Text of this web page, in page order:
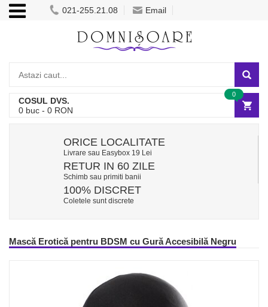
021-255.21.08 Email
COSUL DVS.
0 buc - 0 RON
0
ORICE LOCALITATE
Livrare sau Easybox 19 Lei
RETUR IN 60 ZILE
Schimb sau primiti banii
100% DISCRET
Coletele sunt discrete
Mască Erotică pentru BDSM cu Gură Accesibilă Negru